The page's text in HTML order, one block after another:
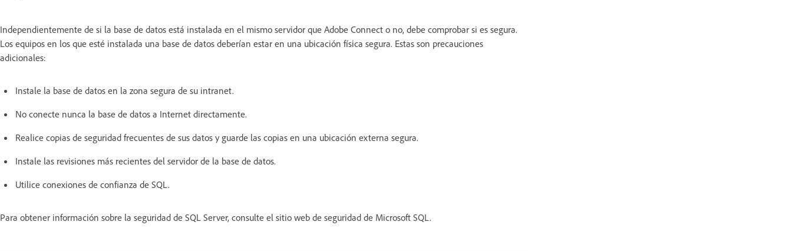
Independientemente de si la base de datos está instalada en el mismo servidor que Adobe Connect o no, debe comprobar si es segura.
Los equipos en los que esté instalada una base de datos deberían estar en una ubicación física segura. Estas son precauciones
adicionales:
Instale la base de datos en la zona segura de su intranet.
No conecte nunca la base de datos a Internet directamente.
Realice copias de seguridad frecuentes de sus datos y guarde las copias en una ubicación externa segura.
Instale las revisiones más recientes del servidor de la base de datos.
Utilice conexiones de confianza de SQL.
Para obtener información sobre la seguridad de SQL Server, consulte el sitio web de seguridad de Microsoft SQL.